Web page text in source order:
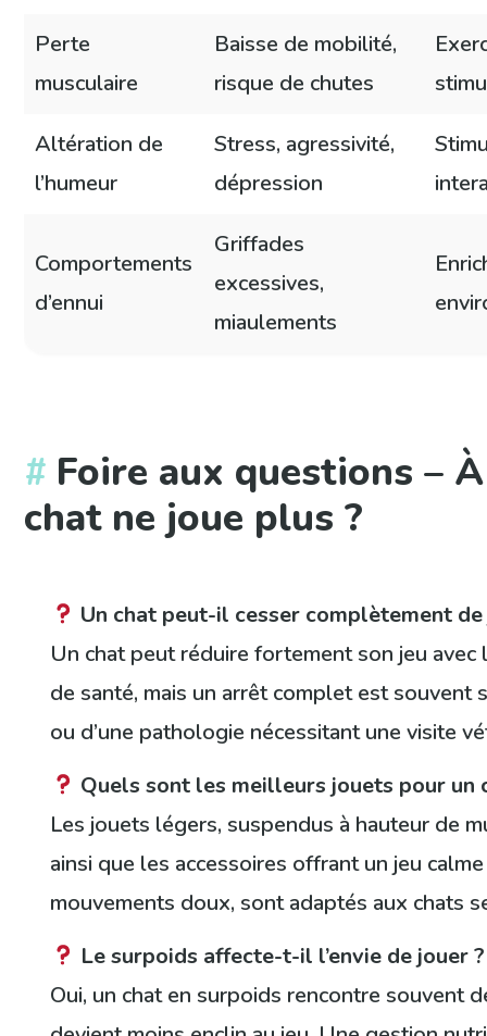
Perte
musculaire
Baisse de mobilité,
risque de chutes
Altération de
l’humeur
Stress, agressivité,
dépression
Comportements
d’ennui
Griffades
excessives,
miaulements
Foire aux questions –
chat ne joue plus ?
Un chat peut-il cesser complètement de
Un chat peut réduire fortement son jeu avec
de santé, mais un arrêt complet est souvent
ou d’une pathologie nécessitant une visite
Quels sont les meilleurs jouets pour un
Les jouets légers, suspendus à hauteur de
ainsi que les accessoires offrant un jeu
mouvements doux, sont adaptés aux chats
Le surpoids affecte-t-il l’envie de jouer ?
Oui, un chat en surpoids rencontre souvent